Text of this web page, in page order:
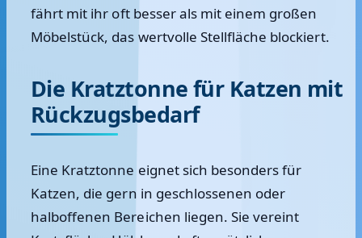
fährt mit ihr oft besser als mit einem großen
Möbelstück, das wertvolle Stellfläche blockiert.
Die Kratztonne für Katzen mit
Rückzugsbedarf
Eine Kratztonne eignet sich besonders für
Katzen, die gern in geschlossenen oder
halboffenen Bereichen liegen. Sie vereint